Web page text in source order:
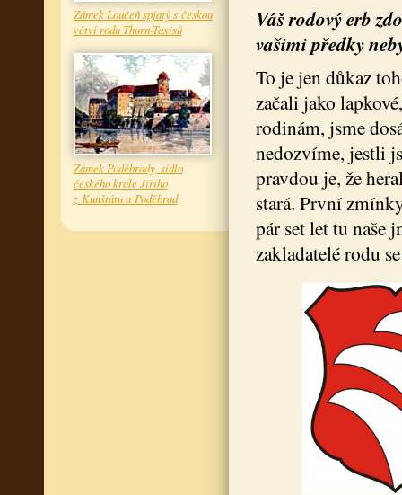
Zámek Loučeň spjatý s českou
větví rodu Thurn-Taxisů
Zámek Poděbrady, sídlo
českého krále Jiřího
z Kunštátu a Poděbrad
Váš rodový erb
vašimi předky
To je jen důkaz
začali jako
rodinám, jsme
nedozvíme, jestli
pravdou je, že
stará. První
pár set let tu naše
zakladatelé rodu